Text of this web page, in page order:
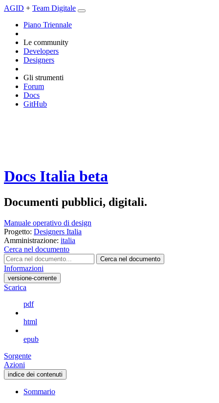
AGID + Team Digitale
Piano Triennale
Le community
Developers
Designers
Gli strumenti
Forum
Docs
GitHub
Docs Italia beta
Documenti pubblici, digitali.
Manuale operativo di design
Progetto: Designers Italia
Amministrazione: italia
Cerca nel documento
Cerca nel documento
Informazioni
versione-corrente
Scarica
pdf
html
epub
Sorgente
Azioni
indice dei contenuti
Sommario